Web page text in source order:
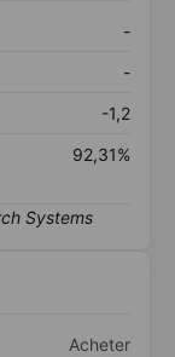
-
-
-1,2
92,31%
Acheter